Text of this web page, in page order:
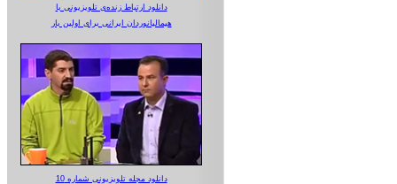
دانلود ارتباط زنده‌ی تلویزیونی‌ با
هیمالیانوردان ایرانی برای اولین بار
دانلود مجله تلویزیونی شماره 10